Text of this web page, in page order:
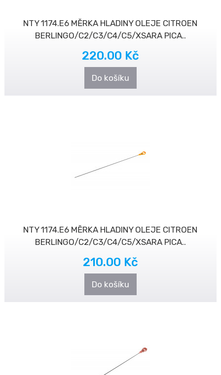
NTY 1174.E6 MĚRKA HLADINY OLEJE CITROEN
BERLINGO/C2/C3/C4/C5/XSARA PICA..
220.00 Kč
Do košíku
NTY 1174.E6 MĚRKA HLADINY OLEJE CITROEN
BERLINGO/C2/C3/C4/C5/XSARA PICA..
210.00 Kč
Do košíku